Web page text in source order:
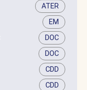
ATER
EM
DOC
DOC
CDD
CDD